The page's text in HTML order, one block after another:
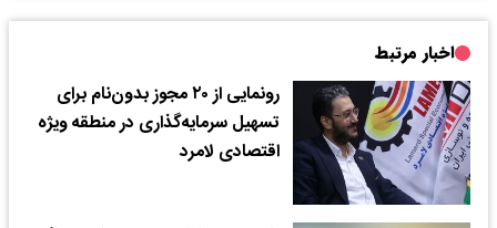
اخبار مرتبط
رونمایی از ٢٠ مجوز بدون‌نام برای
تسهیل سرمایه‌گذاری در منطقه ویژه
اقتصادی لامرد